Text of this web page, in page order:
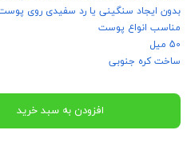
بدون ایجاد سنگینی یا رد سفیدی روی
مناسب انواع پوست
50 میل
ساخت کره جنوبی
افزودن به سبد خرید